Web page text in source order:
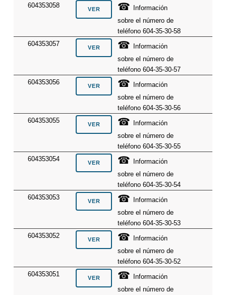
604353058
☎ Información
sobre el número de
teléfono 604-35-30-58
604353057
☎ Información
sobre el número de
teléfono 604-35-30-57
604353056
☎ Información
sobre el número de
teléfono 604-35-30-56
604353055
☎ Información
sobre el número de
teléfono 604-35-30-55
604353054
☎ Información
sobre el número de
teléfono 604-35-30-54
604353053
☎ Información
sobre el número de
teléfono 604-35-30-53
604353052
☎ Información
sobre el número de
teléfono 604-35-30-52
604353051
☎ Información
sobre el número de